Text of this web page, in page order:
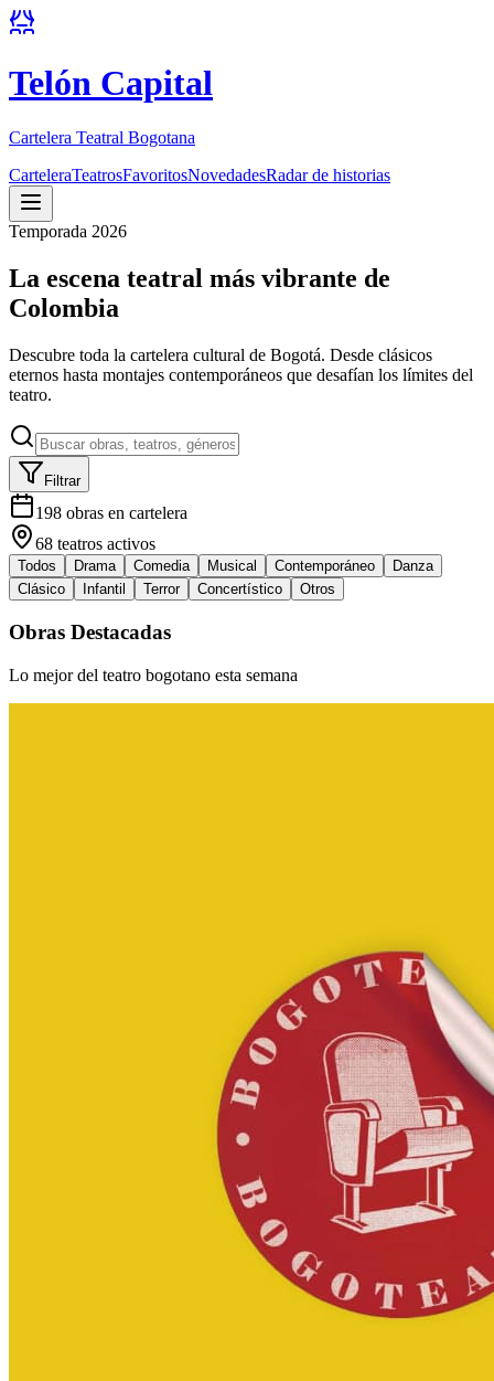
Telón Capital
Cartelera Teatral Bogotana
CarteleraTeatrosFavoritosNovedadesRadar de historias
Temporada 2026
La escena teatral más vibrante de
Colombia
Descubre toda la cartelera cultural de Bogotá. Desde clásicos
eternos hasta montajes contemporáneos que desafían los límites del
teatro.
Filtrar
198 obras en cartelera
68 teatros activos
Todos Drama Comedia Musical Contemporáneo
Danza
Clásico
Infantil Terror Concertístico Otros
Obras Destacadas
Lo mejor del teatro bogotano esta semana